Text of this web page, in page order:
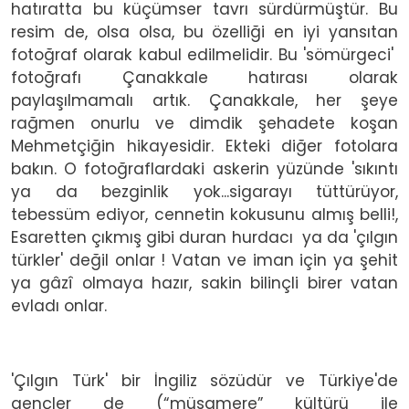
hatıratta bu küçümser tavrı sürdürmüştür. Bu
resim de, olsa olsa, bu özelliği en iyi yansıtan
fotoğraf olarak kabul edilmelidir. Bu 'sömürgeci'
fotoğrafı Çanakkale hatırası olarak
paylaşılmamalı artık. Çanakkale, her şeye
rağmen onurlu ve dimdik şehadete koşan
Mehmetçiğin hikayesidir. Ekteki diğer fotolara
bakın. O fotoğraflardaki askerin yüzünde 'sıkıntı
ya da bezginlik yok...sigarayı tüttürüyor,
tebessüm ediyor, cennetin kokusunu almış belli!,
Esaretten çıkmış gibi duran hurdacı ya da 'çılgın
türkler' değil onlar ! Vatan ve iman için ya şehit
ya gâzî olmaya hazır, sakin bilinçli birer vatan
evladı onlar.
'Çılgın Türk' bir İngiliz sözüdür ve Türkiye'de
gençler de (“müsamere” kültürü ile